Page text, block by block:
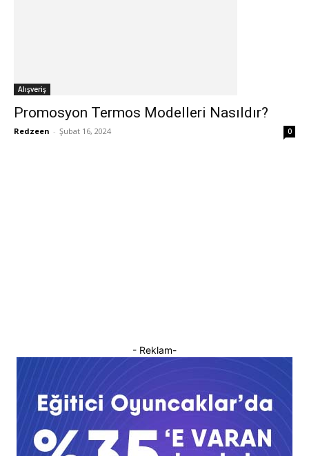
Alışveriş
Promosyon Termos Modelleri Nasıldır?
Redzeen - Şubat 16, 2024 0
- Reklam-